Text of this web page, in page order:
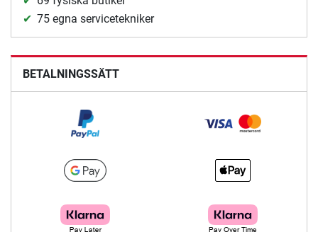
75 egna servicetekniker
BETALNINGSSÄTT